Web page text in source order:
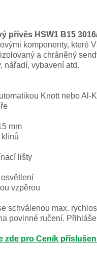
přívěs HSW1 B15
komponenty,
a chráněný
nářadí, vybavení atd.
Knott nebo Al-
mm
klínů
lišty
vzpěrou
schválenou max.
povinné ručení.
zde pro Ceník